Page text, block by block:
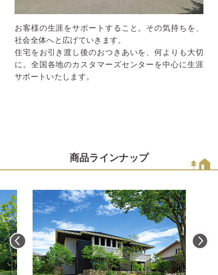
お客様の生涯をサポートすること。その気持ちを、
社会全体へと広げていきます。
住宅をお引き渡し後のおつきあいを、何よりも大切
に。全国各地のカスタマーズセンターを中心に生涯
サポートいたします。
商品ラインナップ